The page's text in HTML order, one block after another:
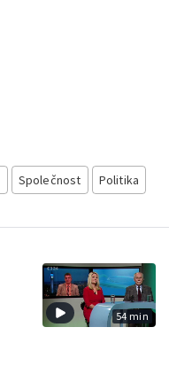
Společnost Politika
54 min